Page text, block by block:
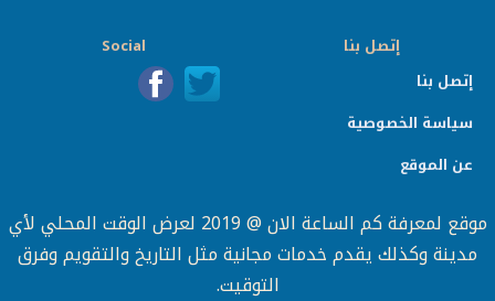
إتصل بنا
إتصل بنا
سياسة الخصوصية
عن الموقع
Social
موقع لمعرفة كم الساعة الان @ 2019 لعرض الوقت المحلي لأي
مدينة وكذلك يقدم خدمات مجانية مثل التاريخ والتقويم وفرق
التوقيت.